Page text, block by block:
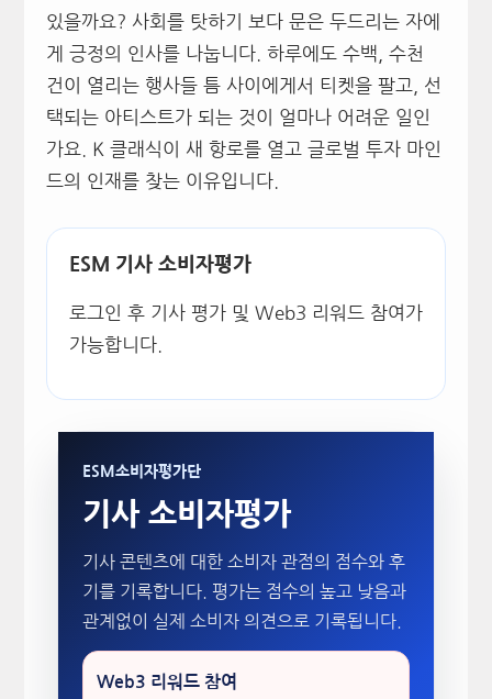
있을까요? 사회를 탓하기 보다 문은 두드리는 자에
게 긍정의 인사를 나눕니다. 하루에도 수백, 수천
건이 열리는 행사들 틈 사이에게서 티켓을 팔고, 선
택되는 아티스트가 되는 것이 얼마나 어려운 일인
가요. K 클래식이 새 항로를 열고 글로벌 투자 마인
드의 인재를 찾는 이유입니다.
ESM 기사 소비자평가
로그인 후 기사 평가 및 Web3 리워드 참여가
가능합니다.
ESM소비자평가단
기사 소비자평가
기사 콘텐츠에 대한 소비자 관점의 점수와 후
기를 기록합니다. 평가는 점수의 높고 낮음과
관계없이 실제 소비자 의견으로 기록됩니다.
Web3 리워드 참여